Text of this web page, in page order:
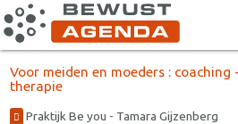
Voor meiden en moeders : coaching
therapie
Praktijk Be you - Tamara Gijzenberg